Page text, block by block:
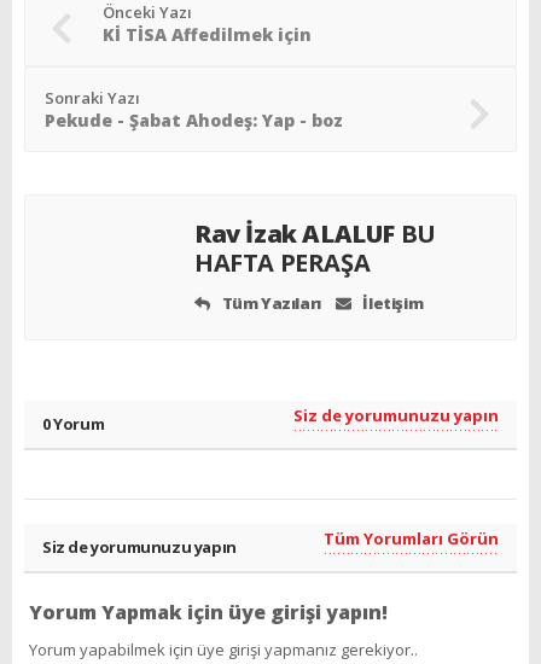
Önceki Yazı
Kİ TİSA Affedilmek için
Sonraki Yazı
Pekude - Şabat Ahodeş: Yap - boz
Rav İzak ALALUF BU
HAFTA PERAŞA
Tüm Yazıları İletişim
0 Yorum Siz de yorumunuzu yapın
Siz de yorumunuzu yapın Tüm Yorumları Görün
Yorum Yapmak için üye girişi yapın!
Yorum yapabilmek için üye girişi yapmanız gerekiyor..